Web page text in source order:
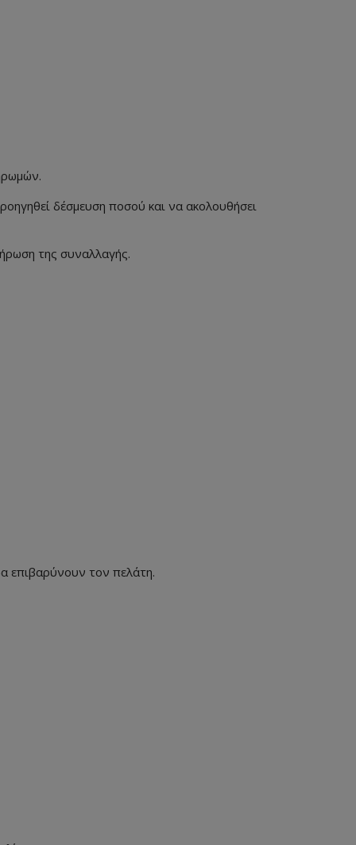
δέσμευση ποσού και να ακολουθήσει
της συναλλαγής.
επιβαρύνουν τον πελάτη.